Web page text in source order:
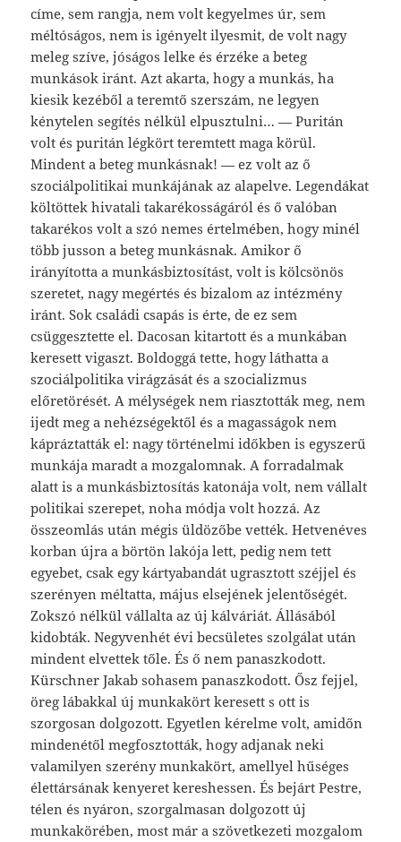
címe, sem rangja, nem volt kegyelmes úr, sem
méltóságos, nem is igényelt ilyesmit, de volt nagy
meleg szíve, jóságos lelke és érzéke a beteg
munkások iránt. Azt akarta, hogy a munkás, ha
kiesik kezéből a teremtő szerszám, ne legyen
kénytelen segítés nélkül elpusztulni… — Puritán
volt és puritán légkört teremtett maga körül.
Mindent a beteg munkásnak! — ez volt az ő
szociálpolitikai munkájának az alapelve. Legendákat
költöttek hivatali takarékosságáról és ő valóban
takarékos volt a szó nemes értelmében, hogy minél
több jusson a beteg munkásnak. Amikor ő
irányította a munkásbiztosítást, volt is kölcsönös
szeretet, nagy megértés és bizalom az intézmény
iránt. Sok családi csapás is érte, de ez sem
csüggesztette el. Dacosan kitartott és a munkában
keresett vigaszt. Boldoggá tette, hogy láthatta a
szociálpolitika virágzását és a szocializmus
előretörését. A mélységek nem riasztották meg, nem
ijedt meg a nehézségektől és a magasságok nem
kápráztatták el: nagy történelmi időkben is egyszerű
munkája maradt a mozgalomnak. A forradalmak
alatt is a munkásbiztosítás katonája volt, nem vállalt
politikai szerepet, noha módja volt hozzá. Az
összeomlás után mégis üldözőbe vették. Hetvenéves
korban újra a börtön lakója lett, pedig nem tett
egyebet, csak egy kártyabandát ugrasztott széjjel és
szerényen méltatta, május elsejének jelentőségét.
Zokszó nélkül vállalta az új kálváriát. Állásából
kidobták. Negyvenhét évi becsületes szolgálat után
mindent elvettek tőle. És ő nem panaszkodott.
Kürschner Jakab sohasem panaszkodott. Ősz fejjel,
öreg lábakkal új munkakört keresett s ott is
szorgosan dolgozott. Egyetlen kérelme volt, amidőn
mindenétől megfosztották, hogy adjanak neki
valamilyen szerény munkakört, amellyel hűséges
élettársának kenyeret kereshessen. És bejárt Pestre,
télen és nyáron, szorgalmasan dolgozott új
munkakörében, most már a szövetkezeti mozgalom